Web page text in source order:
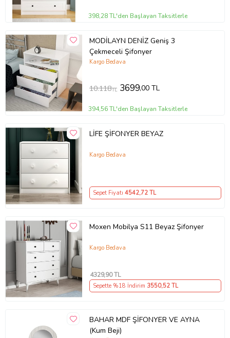
398,28 TL'den Başlayan Taksitlerle
MODİLAYN DENİZ Geniş 3
Çekmeceli Şifonyer
Kargo Bedava
10.118TL 3699,00 TL
394,56 TL'den Başlayan Taksitlerle
LİFE ŞİFONYER BEYAZ
Kargo Bedava
Sepet Fiyatı 4542,72 TL
Moxen Mobilya S11 Beyaz Şifonyer
Kargo Bedava
4329,90 TL
Sepette %18 İndirim 3550,52 TL
BAHAR MDF ŞİFONYER VE AYNA
(Kum Beji)